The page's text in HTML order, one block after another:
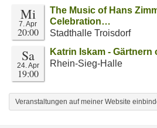
Mi
7. Apr
20:00
The Music of Hans
Celebration…
Stadthalle Troisdorf
Sa
24. Apr
19:00
Katrin Iskam -
Rhein-Sieg-Halle
Veranstaltungen auf meiner Website